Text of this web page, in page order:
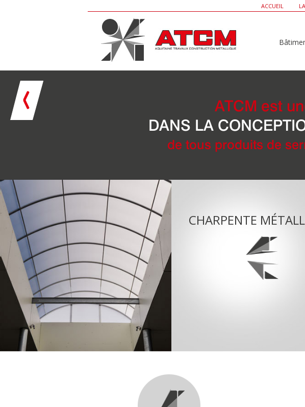
ACCUEIL
ATCM est
DANS LA
de tous produits de
CHARPENTE